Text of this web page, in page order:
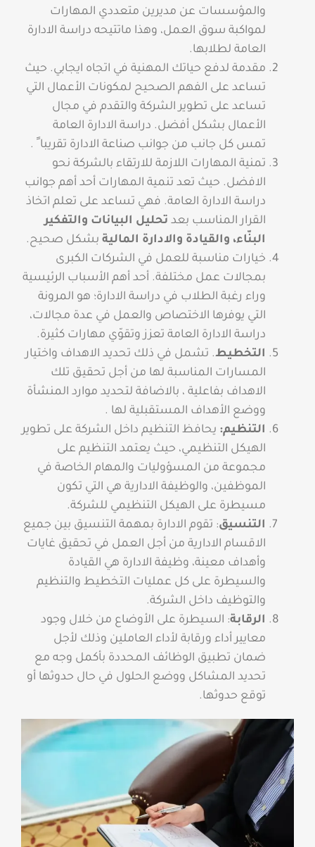
والمؤسسات عن مديرين متعددي المهارات
لمواكبة سوق العمل، وهذا ماتتيحه دراسة الادارة
العامة لطلابها.
مقدمة لدفع حياتك المهنية في اتجاه ايجابي. حيث
تساعد على الفهم الصحيح لمكونات الأعمال التي
تساعد على تطوير الشركة والتقدم في مجال
الأعمال بشكل أفضل. دراسة الادارة العامة
تمس كل جانب من جوانب صناعة الادارة تقريبا ً .
تمنية المهارات اللازمة للارتقاء بالشركة نحو
الافضل. حيث تعد تنمية المهارات أحد أهم جوانب
دراسة الادارة العامة. فهي تساعد على تعلم اتخاذ
القرار المناسب بعد تحليل البيانات والتفكير
البنّاء، والقيادة والادارة الماليةبشكل صحيح.
خيارات مناسبة للعمل في الشركات الكبرى
بمجالات عمل مختلفة. أحد أهم الأسباب الرئيسية
وراء رغبة الطلاب في دراسة الادارة؛ هو المرونة
التي يوفرها الاختصاص والعمل في عدة مجالات،
دراسة الادارة العامة تعزز وتقوّي مهارات كثيرة.
التخطيط. تشمل في ذلك تحديد الاهداف واختيار
المسارات المناسبة لها من أجل تحقيق تلك
الاهداف بفاعلية ، بالاضافة لتحديد موارد المنشأة
ووضع الأهداف المستقبلية لها .
التنظيم: يحافظ التنظيم داخل الشركة على تطوير
الهيكل التنظيمي، حيث يعتمد التنظيم على
مجموعة من المسؤوليات والمهام الخاصة في
الموظفين، والوظيفة الادارية هي التي تكون
مسيطرة على الهيكل التنظيمي للشركة.
التنسيق: تقوم الادارة بمهمة التنسيق بين جميع
الاقسام الادارية من أجل العمل في تحقيق غايات
وأهداف معينة، وظيفة الادارة هي القيادة
والسيطرة على كل عمليات التخطيط والتنظيم
والتوظيف داخل الشركة.
الرقابة: السيطرة على الأوضاع من خلال وجود
معايير أداء ورقابة لأداء العاملين وذلك لأجل
ضمان تطبيق الوظائف المحددة بأكمل وجه مع
تحديد المشاكل ووضع الحلول في حال حدوثها أو
توقع حدوثها.